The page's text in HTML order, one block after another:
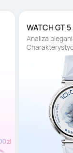
WATCH GT
Analiza